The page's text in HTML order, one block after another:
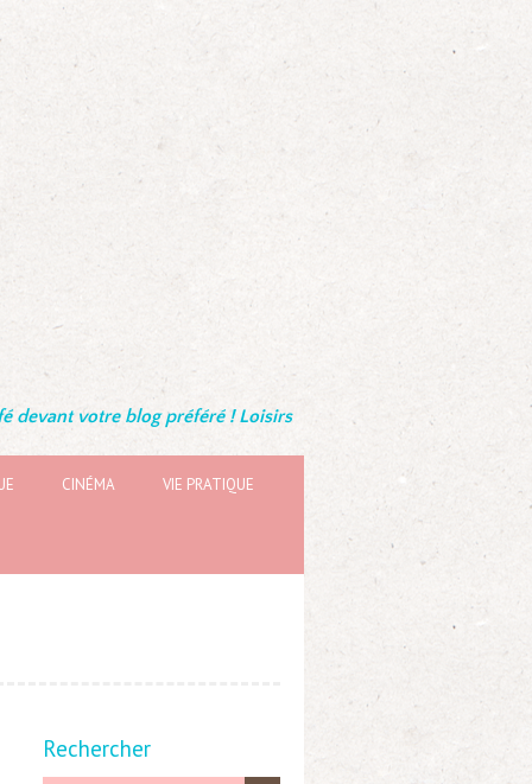
devant votre blog préféré ! Loisirs
CINÉMA VIE PRATIQUE
Rechercher